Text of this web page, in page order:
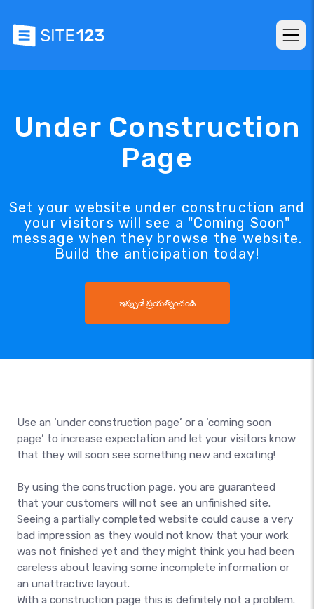
Under Construction
Page
Set your website under construction and
your visitors will see a "Coming Soon"
message when they browse the website.
Build the anticipation today!
ఇప్పుడే ప్రయత్నించండి
Use an ‘under construction page’ or a ‘coming soon
page’ to increase expectation and let your visitors know
that they will soon see something new and exciting!
By using the construction page, you are guaranteed
that your customers will not see an unfinished site.
Seeing a partially completed website could cause a very
bad impression as they would not know that your work
was not finished yet and they might think you had been
careless about leaving some incomplete information or
an unattractive layout.
With a construction page this is definitely not a problem.